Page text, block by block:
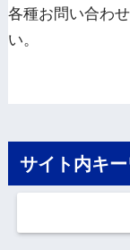
各種お問い合わ
い。
サイト内キ